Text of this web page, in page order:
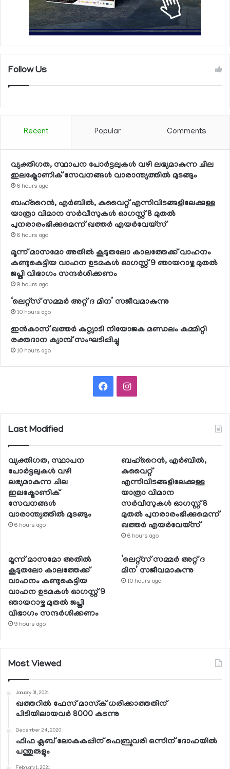
Follow Us
Recent Popular Comments
വ്യക്തിഗത, സ്ഥാപന പോര്‍ട്ടലുകള്‍ വഴി ലഭ്യമാകുന്ന ചില
ഇലക്ട്രോണിക് സേവനങ്ങള്‍ വാരാന്ത്യത്തില്‍ മുടങ്ങും
6 hours ago
ബഹ്റൈന്‍, എര്‍ബില്‍, കുവൈറ്റ് എന്നിവിടങ്ങളിലേക്കുള്ള
യാത്രാ വിമാന സര്‍വീസുകള്‍ ഓഗസ്റ്റ് 8 മുതല്‍
പുനരാരംഭിക്കുമെന്ന് ഖത്തര്‍ എയര്‍വേയ്സ്
6 hours ago
മൂന്ന് മാസമോ അതില്‍ കൂടുതലോ കാലത്തേക്ക് വാഹനം
കണ്ടുകെട്ടിയ വാഹന ഉടമകള്‍ ഓഗസ്റ്റ് 9 ഞായറാഴ്ച മുതല്‍
ജപ്തി വിഭാഗം സന്ദര്‍ശിക്കണം
9 hours ago
‘ലെറ്റ്‌സ് സമ്മര്‍ അറ്റ് ദ മിന’ സജീവമാകുന്നു
10 hours ago
ഇന്‍കാസ് ഖത്തര്‍ കുറ്റ്യാടി നിയോജക മണ്ഡലം കമ്മിറ്റി
രക്തദാന ക്യാമ്പ് സംഘടിപ്പിച്ചു
10 hours ago
FacebookInstagram
Last Modified
വ്യക്തിഗത, സ്ഥാപന
പോര്‍ട്ടലുകള്‍ വഴി
ലഭ്യമാകുന്ന ചില
ഇലക്ട്രോണിക്
സേവനങ്ങള്‍
വാരാന്ത്യത്തില്‍ മുടങ്ങും
6 hours ago
ബഹ്റൈന്‍, എര്‍ബില്‍,
കുവൈറ്റ്
എന്നിവിടങ്ങളിലേക്കുള്ള
യാത്രാ വിമാന
സര്‍വീസുകള്‍ ഓഗസ്റ്റ് 8
മുതല്‍ പുനരാരംഭിക്കുമെന്ന്
ഖത്തര്‍ എയര്‍വേയ്സ്
6 hours ago
മൂന്ന് മാസമോ അതില്‍
കൂടുതലോ കാലത്തേക്ക്
വാഹനം കണ്ടുകെട്ടിയ
വാഹന ഉടമകള്‍ ഓഗസ്റ്റ് 9
ഞായറാഴ്ച മുതല്‍ ജപ്തി
വിഭാഗം സന്ദര്‍ശിക്കണം
9 hours ago
‘ലെറ്റ്‌സ് സമ്മര്‍ അറ്റ് ദ
മിന’ സജീവമാകുന്നു
10 hours ago
Most Viewed
January 31, 2021
ഖത്തറില്‍ ഫേസ് മാസ്‌ക് ധരിക്കാത്തതിന്
പിടിയിലായവര്‍ 8000 കടന്നു
December 24, 2020
ഫിഫ ക്ലബ് ലോകകപ്പിന് ഫെബ്രുവരി ഒന്നിന് ദോഹയില്‍
പന്തുരുളും